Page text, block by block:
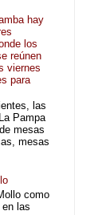
hay
los
reúnen
viernes
para
las
Pampa
mesas
mesas
como
las